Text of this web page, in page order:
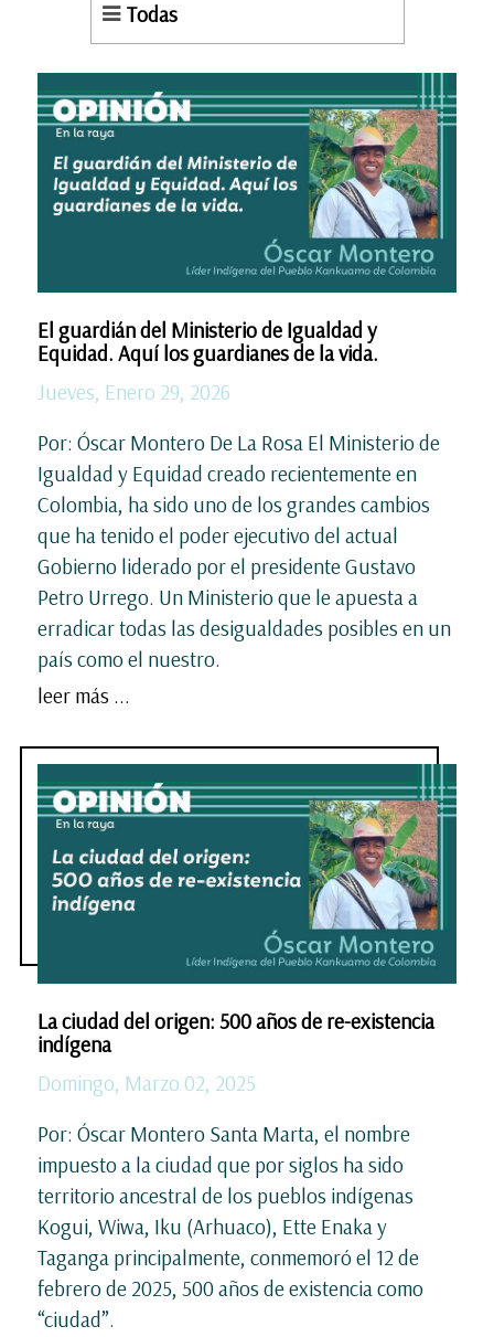
Todas
El guardián del Ministerio de Igualdad y
Equidad. Aquí los guardianes de la vida.
Jueves, Enero 29, 2026
Por: Óscar Montero De La Rosa El Ministerio de
Igualdad y Equidad creado recientemente en
Colombia, ha sido uno de los grandes cambios
que ha tenido el poder ejecutivo del actual
Gobierno liderado por el presidente Gustavo
Petro Urrego. Un Ministerio que le apuesta a
erradicar todas las desigualdades posibles en un
país como el nuestro.
leer más ...
La ciudad del origen: 500 años de re-existencia
indígena
Domingo, Marzo 02, 2025
Por: Óscar Montero Santa Marta, el nombre
impuesto a la ciudad que por siglos ha sido
territorio ancestral de los pueblos indígenas
Kogui, Wiwa, Iku (Arhuaco), Ette Enaka y
Taganga principalmente, conmemoró el 12 de
febrero de 2025, 500 años de existencia como
“ciudad”.